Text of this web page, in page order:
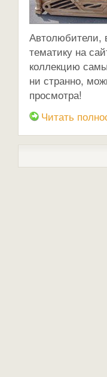
тематику на
коллекцию
ни странно,
просмотра!
Читать